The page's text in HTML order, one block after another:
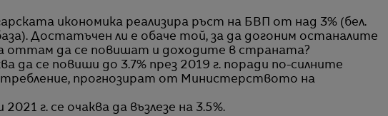
Достатъчен ли е обаче той, за да догоним останалите
а оттам да се повишат и доходите в страната?
да се повиши до 3.7% през 2019 г. поради по-силните
прогнозират от Министерството на
г. се очаква да възлезе на 3.5%.